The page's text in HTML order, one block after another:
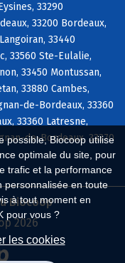
possible, Biocoop utilise
optimale du site, pour
trafic et la performance
personnalisée en toute
à tout moment en
pour vous ?
les cookies
33290
33200 Bordeaux,
33440
33560 Ste-Eulalie,
33450 Montussan,
33880 Cambes,
de-Bordeaux, 33360
33360 Latresne,
de-Bordeaux, 33370
Biocoop
2026